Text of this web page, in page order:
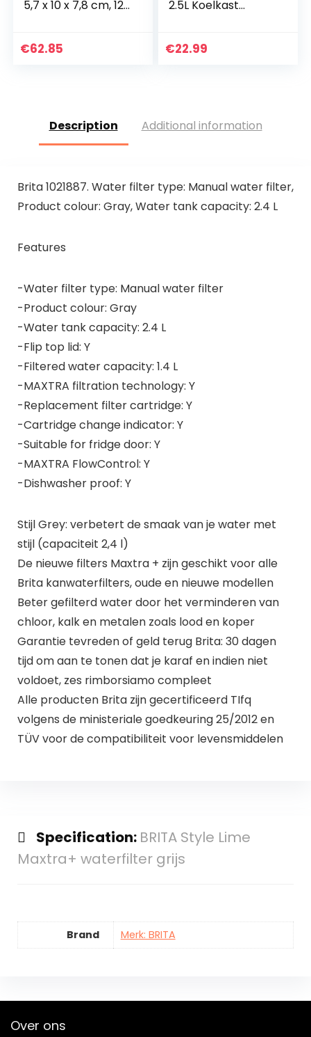
5,7 x 10 x 7,8 cm, 12
€62.85
2.5L Koelkast
Vermindert Lood,
€22.99
Description Additional information
Brita 1021887. Water filter type: Manual water filter,
Product colour: Gray, Water tank capacity: 2.4 L
Features
-Water filter type: Manual water filter
-Product colour: Gray
-Water tank capacity: 2.4 L
-Flip top lid: Y
-Filtered water capacity: 1.4 L
-MAXTRA filtration technology: Y
-Replacement filter cartridge: Y
-Cartridge change indicator: Y
-Suitable for fridge door: Y
-MAXTRA FlowControl: Y
-Dishwasher proof: Y
Stijl Grey: verbetert de smaak van je water met
stijl (capaciteit 2,4 l)
De nieuwe filters Maxtra + zijn geschikt voor alle
Brita kanwaterfilters, oude en nieuwe modellen
Beter gefilterd water door het verminderen van
chloor, kalk en metalen zoals lood en koper
Garantie tevreden of geld terug Brita: 30 dagen
tijd om aan te tonen dat je karaf en indien niet
voldoet, zes rimborsiamo compleet
Alle producten Brita zijn gecertificeerd TIfq
volgens de ministeriale goedkeuring 25/2012 en
TÜV voor de compatibiliteit voor levensmiddelen
Specification: BRITA Style Lime
Maxtra+ waterfilter grijs
Brand Merk: BRITA
Over ons